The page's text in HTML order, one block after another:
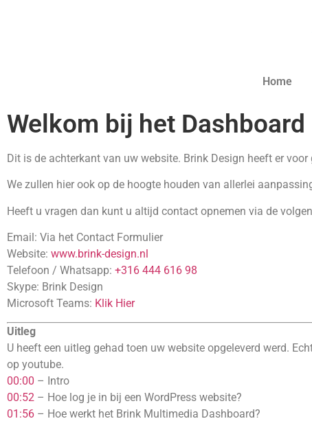
Home
Welkom bij het Dashboard
Dit is de achterkant van uw website. Brink Design heeft er
We zullen hier ook op de hoogte houden van allerlei
Heeft u vragen dan kunt u altijd contact opnemen via de
Email: Via het Contact Formulier
Website: www.brink-design.nl
Telefoon / Whatsapp: +316 444 616 98
Skype: Brink Design
Microsoft Teams: Klik Hier
Uitleg
U heeft een uitleg gehad toen uw website opgeleverd werd.
op youtube.
00:00 – Intro
00:52 – Hoe log je in bij een WordPress website?
01:56 – Hoe werkt het Brink Multimedia Dashboard?